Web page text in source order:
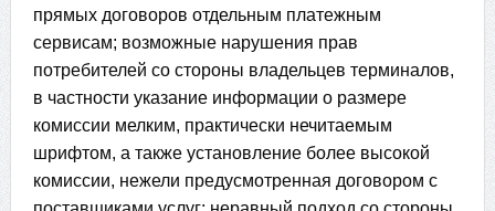
прямых договоров отдельным платежным
сервисам; возможные нарушения прав
потребителей со стороны владельцев терминалов,
в частности указание информации о размере
комиссии мелким, практически нечитаемым
шрифтом, а также установление более высокой
комиссии, нежели предусмотренная договором с